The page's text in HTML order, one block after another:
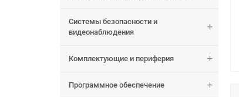
Системы безопасности и
видеонаблюдения
Комплектующие и периферия
Программное обеспечение